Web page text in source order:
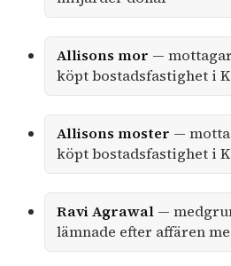
Allisons mor —
köpt bostadsfastighet i
Allisons moster —
köpt bostadsfastighet i
Ravi Agrawal—
lämnade efter affären